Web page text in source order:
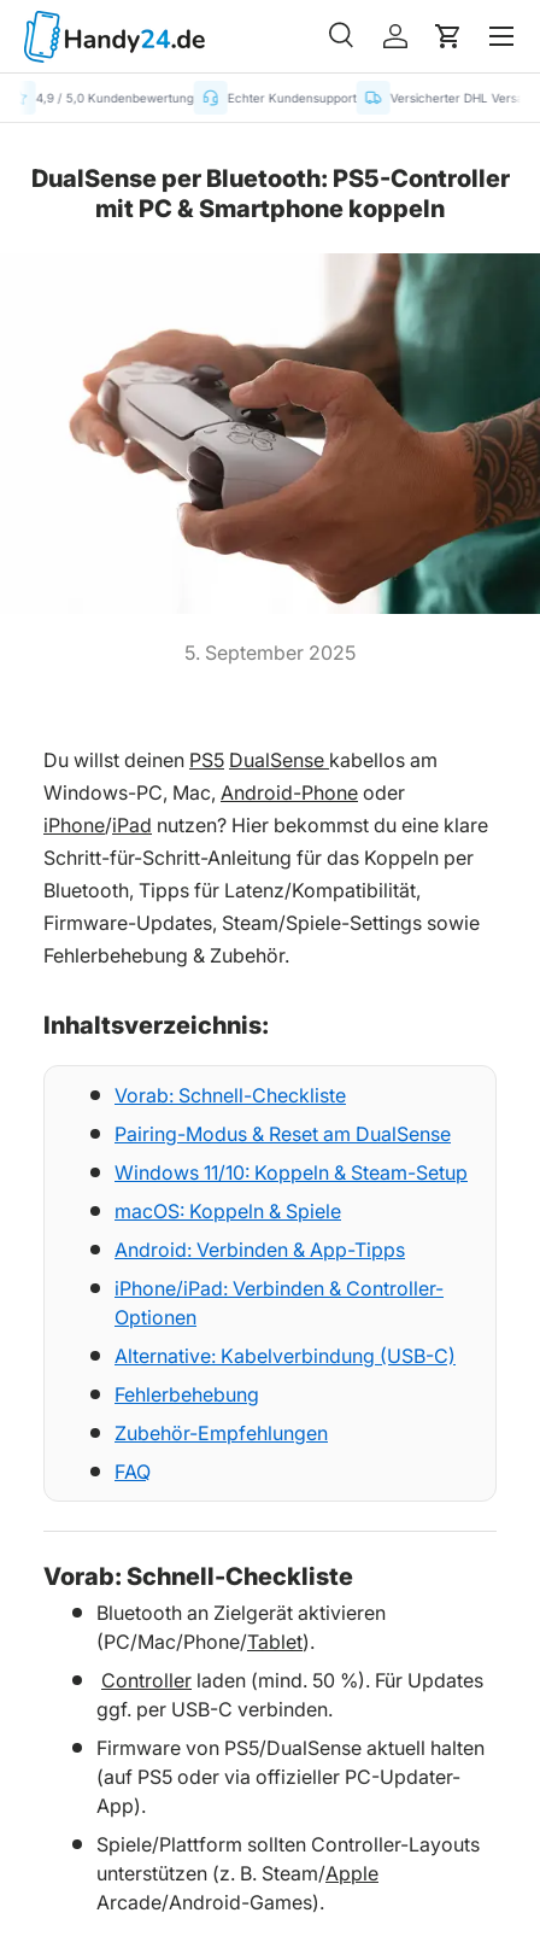
Suchen
Suchen
SucheEinloggen
Menü
4,9 / 5,0 Kundenbewertung Echter Kundensupport Versicherter DHL Versand
DualSense per Bluetooth: PS5-Controller
mit PC & Smartphone koppeln
5. September 2025
Du willst deinen PS5 DualSense kabellos am
Windows-PC, Mac, Android-Phone oder
iPhone/iPad nutzen? Hier bekommst du eine klare
Schritt-für-Schritt-Anleitung für das Koppeln per
Bluetooth, Tipps für Latenz/Kompatibilität,
Firmware-Updates, Steam/Spiele-Settings sowie
Fehlerbehebung & Zubehör.
Inhaltsverzeichnis:
Vorab: Schnell-Checkliste
Pairing-Modus & Reset am DualSense
Windows 11/10: Koppeln & Steam-Setup
macOS: Koppeln & Spiele
Android: Verbinden & App-Tipps
iPhone/iPad: Verbinden & Controller-
Optionen
Alternative: Kabelverbindung (USB-C)
Fehlerbehebung
Zubehör-Empfehlungen
FAQ
Vorab: Schnell-Checkliste
Bluetooth an Zielgerät aktivieren
(PC/Mac/Phone/Tablet).
Controller laden (mind. 50 %). Für Updates
ggf. per USB-C verbinden.
Firmware von PS5/DualSense aktuell halten
(auf PS5 oder via offizieller PC-Updater-
App).
Spiele/Plattform sollten Controller-Layouts
unterstützen (z. B. Steam/Apple
Arcade/Android-Games).